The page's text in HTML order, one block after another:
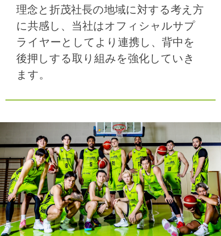
理念と折茂社長の地域に対する考え方
に共感し、当社はオフィシャルサプ
ライヤーとしてより連携し、背中を
後押しする取り組みを強化していき
ます。